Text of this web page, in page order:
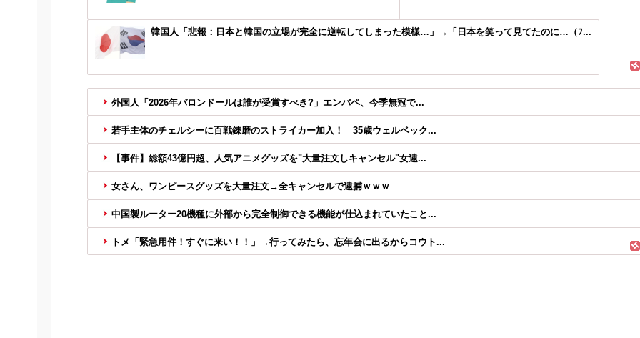
韓国人「悲報：日本と韓国の立場が完全に逆転してしまった模様…」→「日本を笑って見てたのに…（ﾌ...
外国人「2026年バロンドールは誰が受賞すべき?」エンバペ、今季無冠で...
若手主体のチェルシーに百戦錬磨のストライカー加入！ 35歳ウェルベック...
【事件】総額43億円超、人気アニメグッズを"大量注文しキャンセル"女逮...
女さん、ワンピースグッズを大量注文→全キャンセルで逮捕ｗｗｗ
中国製ルーター20機種に外部から完全制御できる機能が仕込まれていたこと...
トメ「緊急用件！すぐに来い！！」→行ってみたら、忘年会に出るからコウト...